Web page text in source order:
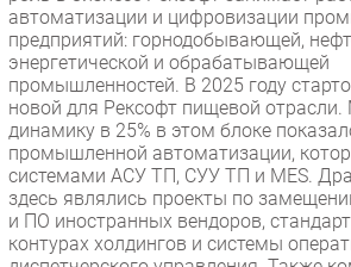
автоматизации и цифровизации
предприятий: горнодобывающей,
энергетической и обрабатывающей
промышленностей. В 2025 году
новой для Рексофт пищевой
динамику в 25% в этом блоке
промышленной автоматизации,
системами АСУ ТП, СУУ ТП и MES.
здесь являлись проекты по
и ПО иностранных вендоров,
контурах холдингов и системы